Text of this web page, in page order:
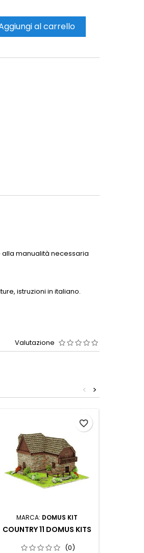
al carrello
manualità necessaria
istruzioni in italiano.
Valutazione
>
<
MARCA: DOMUS KIT
COUNTRY 11 DOMUS KITS
(0)
favorite_border